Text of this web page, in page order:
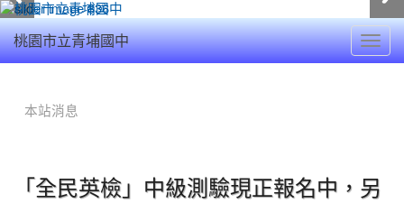
桃園市立青埔國中
本站消息
「全民英檢」中級測驗現正報名中，另